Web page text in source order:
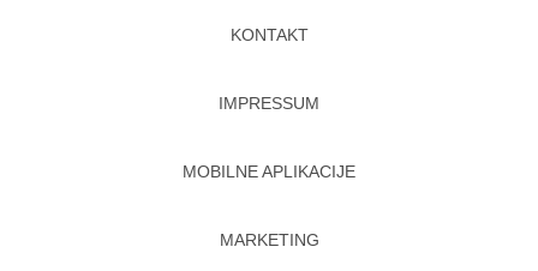
KONTAKT
IMPRESSUM
MOBILNE APLIKACIJE
MARKETING